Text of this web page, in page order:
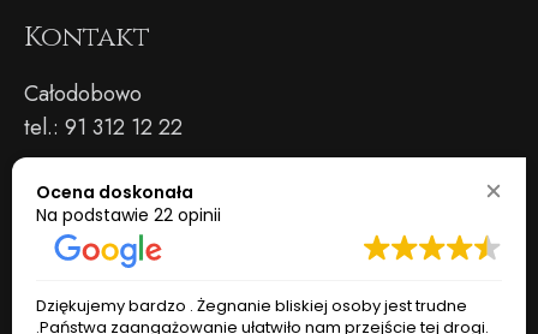
Kontakt
Całodobowo
tel.: 91 312 12 22
Rekomendacje
Ocena doskonała
Na podstawie 22 opinii
Dziękujemy bardzo . Żegnanie bliskiej osoby jest trudne
.Państwa zaangażowanie ułatwiło nam przejście tej drogi.